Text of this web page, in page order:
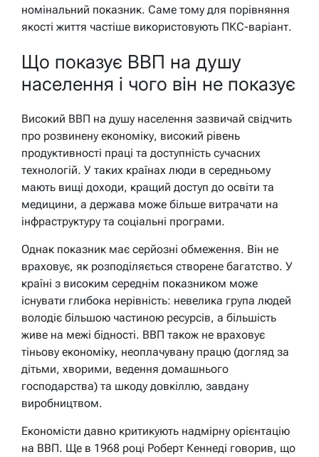
номінальний показник. Саме тому для порівняння
якості життя частіше використовують ПКС-варіант.
Що показує ВВП на душу
населення і чого він не показує
Високий ВВП на душу населення зазвичай свідчить
про розвинену економіку, високий рівень
продуктивності праці та доступність сучасних
технологій. У таких країнах люди в середньому
мають вищі доходи, кращий доступ до освіти та
медицини, а держава може більше витрачати на
інфраструктуру та соціальні програми.
Однак показник має серйозні обмеження. Він не
враховує, як розподіляється створене багатство. У
країні з високим середнім показником може
існувати глибока нерівність: невелика група людей
володіє більшою частиною ресурсів, а більшість
живе на межі бідності. ВВП також не враховує
тіньову економіку, неоплачувану працю (догляд за
дітьми, хворими, ведення домашнього
господарства) та шкоду довкіллю, завдану
виробництвом.
Економісти давно критикують надмірну орієнтацію
на ВВП. Ще в 1968 році Роберт Кеннеді говорив, що